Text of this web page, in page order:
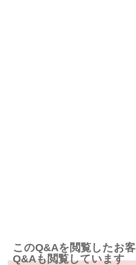
このQ&Aを閲覧したお
Q&Aも閲覧しています